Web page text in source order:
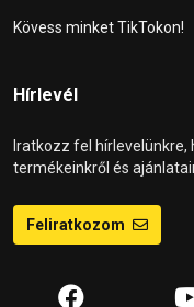
Kövess minket TikTokon!
Hírlevél
Iratkozz fel hírlevelünkre,
termékeinkről és
Feliratkozom